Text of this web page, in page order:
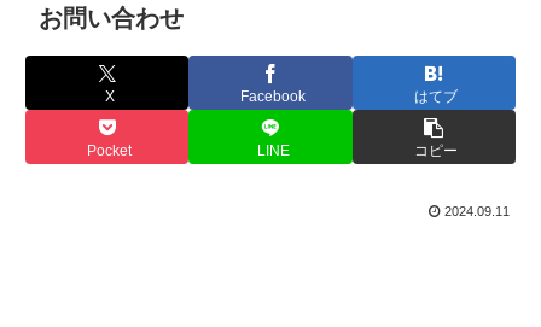
お問い合わせ
X Facebook はてブ
Pocket LINE コピー
2024.09.11